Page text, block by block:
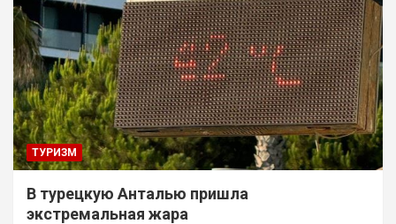
ТУРИЗМ
В турецкую Анталью пришла
экстремальная жара